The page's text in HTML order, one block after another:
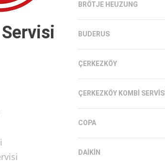
BRÖTJE HEUZUNG
BUDERUS
ÇERKEZKÖY
ÇERKEZKÖY KOMBI SERVISI
COPA
DAIKIN